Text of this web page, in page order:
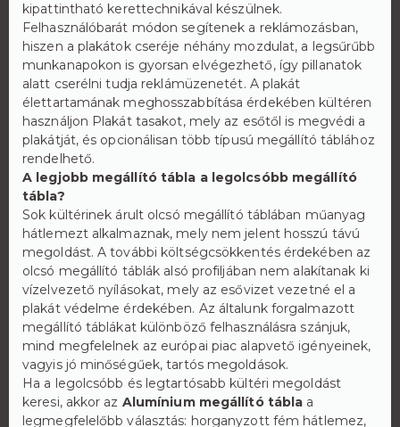
kipattintható kerettechnikával készülnek.
Felhasználóbarát módon segítenek a reklámozásban,
hiszen a plakátok cseréje néhány mozdulat, a legsűrűbb
munkanapokon is gyorsan elvégezhető, így pillanatok
alatt cserélni tudja reklámüzenetét. A plakát
élettartamának meghosszabbítása érdekében kültéren
használjon Plakát tasakot, mely az esőtől is megvédi a
plakátját, és opcionálisan több típusú megállító táblához
rendelhető.
A legjobb megállító tábla a legolcsóbb megállító
tábla?
Sok kültérinek árult olcsó megállító táblában műanyag
hátlemezt alkalmaznak, mely nem jelent hosszú távú
megoldást. A további költségcsökkentés érdekében az
olcsó megállító táblák alsó profiljában nem alakítanak ki
vízelvezető nyílásokat, mely az esővizet vezetné el a
plakát védelme érdekében. Az általunk forgalmazott
megállító táblákat különböző felhasználásra szánjuk,
mind megfelelnek az európai piac alapvető igényeinek,
vagyis jó minőségűek, tartós megoldások.
Ha a legolcsóbb és legtartósabb kültéri megoldást
keresi, akkor az Alumínium megállító tábla a
legmegfelelőbb választás: horganyzott fém hátlemez,